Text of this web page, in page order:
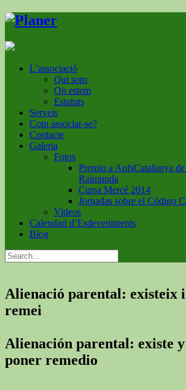
L’associació
Qui som
On estem
Estatuts
Serveis
Com associar-se?
Contacte
Galeria
Fotos
Premio a ApfsCatalunya
Raimunda
Cursa Mercé 2014
Jornadas sobre el Código
Videos
Calendari d’Esdeveniments
Blog
Alienació parental: existeix
remei
Alienación parental: existe
poner remedio